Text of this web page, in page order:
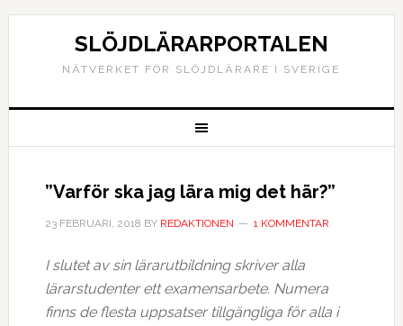
SLÖJDLÄRARPORTALEN
NÄTVERKET FÖR SLÖJDLÄRARE I SVERIGE
”Varför ska jag lära mig det här?”
23 FEBRUARI, 2018 BY REDAKTIONEN 1 KOMMENTAR
I slutet av sin lärarutbildning skriver alla
lärarstudenter ett examensarbete. Numera
finns de flesta uppsatser tillgängliga för alla i